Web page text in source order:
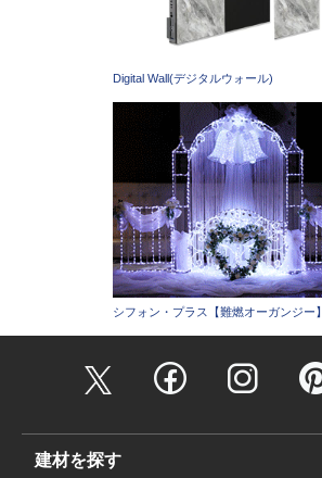
Digital Wall(デジタルウォール)
シフォン・プラス【難燃オーガンジー】
建材を探す